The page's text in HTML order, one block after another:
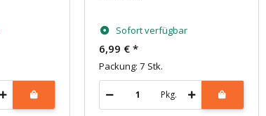
Sofort verfügbar
6,99 €*
Packung: 7 Stk.
Pkg.